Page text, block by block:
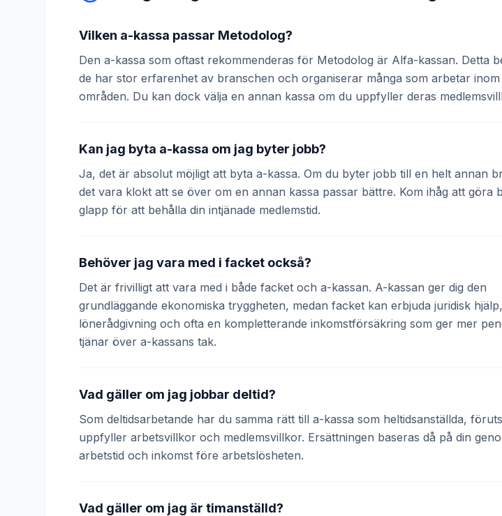
Vilken a-kassa passar Metodolog?
Den a-kassa som oftast rekommenderas för Metodolog är Alfa-kassan. Detta
de har stor erfarenhet av branschen och organiserar många som arbetar inom
områden. Du kan dock välja en annan kassa om du uppfyller deras
Kan jag byta a-kassa om jag byter jobb?
Ja, det är absolut möjligt att byta a-kassa. Om du byter jobb till en helt annan
det vara klokt att se över om en annan kassa passar bättre. Kom ihåg att göra
glapp för att behålla din intjänade medlemstid.
Behöver jag vara med i facket också?
Det är frivilligt att vara med i både facket och a-kassan. A-kassan ger dig den
grundläggande ekonomiska tryggheten, medan facket kan erbjuda juridisk hjälp,
lönerådgivning och ofta en kompletterande inkomstförsäkring som ger mer
tjänar över a-kassans tak.
Vad gäller om jag jobbar deltid?
Som deltidsarbetande har du samma rätt till a-kassa som heltidsanställda,
uppfyller arbetsvillkor och medlemsvillkor. Ersättningen baseras då på din
arbetstid och inkomst före arbetslösheten.
Vad gäller om jag är timanställd?